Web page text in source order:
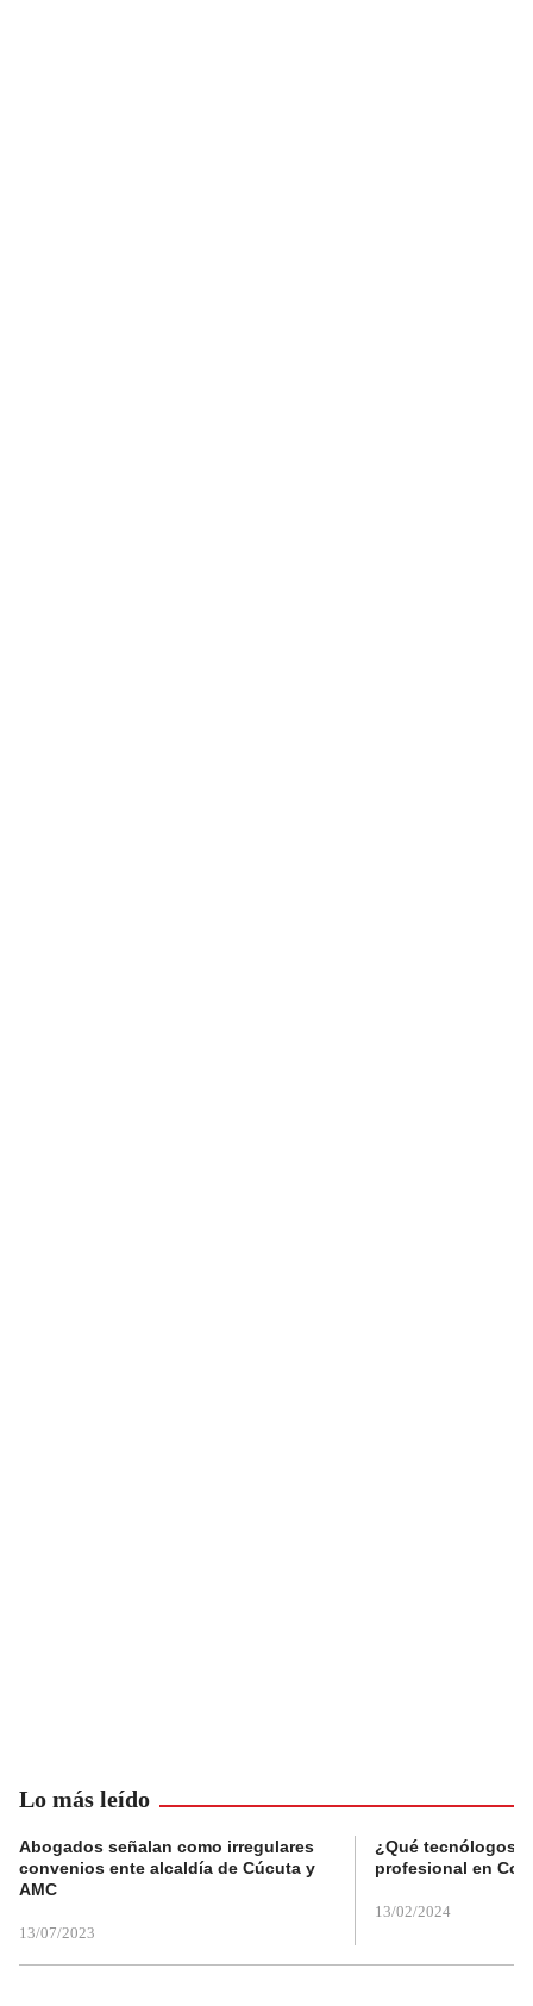
Lo más leído
Abogados señalan como irregulares
convenios ente alcaldía de Cúcuta y
AMC
13/07/2023
¿Qué tecnólogos
profesional en
13/02/2024